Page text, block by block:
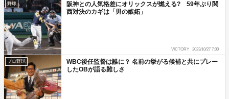
野球
阪神との人気格差にオリックスが燃える? 59年ぶり関
西対決のカギは「男の嫉妬」
VICTORY 2023/10/27 7:00
プロ野球
WBC後任監督は誰に？ 名前の挙がる候補と共にプレー
したOBが語る難しさ